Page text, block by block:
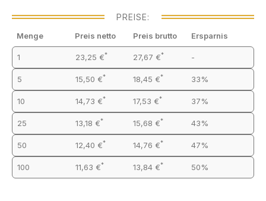
PREISE:
Menge Preis netto Preis brutto Ersparnis
1 23,25 €* 27,67 €* -
5 15,50 €* 18,45 €* 33%
10 14,73 €* 17,53 €* 37%
25 13,18 €* 15,68 €* 43%
50 12,40 €* 14,76 €* 47%
100 11,63 €* 13,84 €* 50%